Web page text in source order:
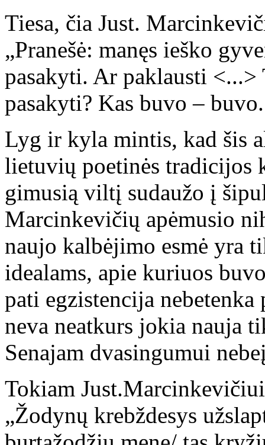
Tiesa, čia Just.
„Pranešė: manęs ieško
pasakyti. Ar paklausti <...>
pasakyti? Kas buvo –
Lyg ir kyla mintis, kad šis
lietuvių poetinės tradicijos
gimusią viltį sudaužo į
Marcinkevičių apėmusio
naujo kalbėjimo esmė yra
idealams, apie kuriuos
pati egzistencija
neva neatkurs jokia nauja
Senajam dvasingumui
Tokiam
„Žodynų krebždesys